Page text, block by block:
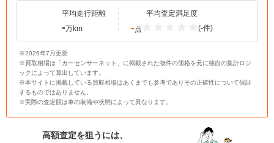
平均走行距離
-万km
平均査定満足度
-点 (-件)
※2026年7月更新
※買取相場は「カーセンサーネット」に掲載された物件の価格を元に独自の集計ロジ
ックによって算出しています。
※本サイトに掲載している買取相場はあくまでも参考でありその正確性について保証
するものではありません。
※実際の査定額は車の装備や状態によって異なります。
高額査定を狙うには、